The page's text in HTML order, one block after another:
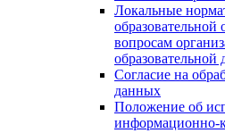
Локальные
вопросам
образовательной
Согласие на
данных
Положение об
информационно-